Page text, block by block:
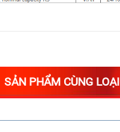
SẢN PHẨM CÙNG LOẠI